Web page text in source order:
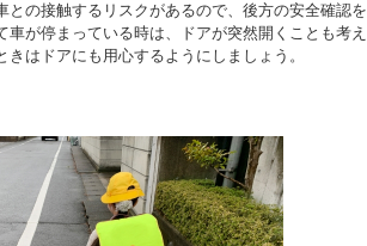
との接触するリスクがあるので、後方の安全確認
車が停まっている時は、ドアが突然開くことも考
きはドアにも用心するようにしましょう。